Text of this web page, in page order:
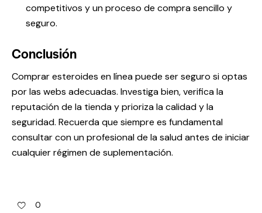
competitivos y un proceso de compra sencillo y
seguro.
Conclusión
Comprar esteroides en línea puede ser seguro si optas
por las webs adecuadas. Investiga bien, verifica la
reputación de la tienda y prioriza la calidad y la
seguridad. Recuerda que siempre es fundamental
consultar con un profesional de la salud antes de iniciar
cualquier régimen de suplementación.
0